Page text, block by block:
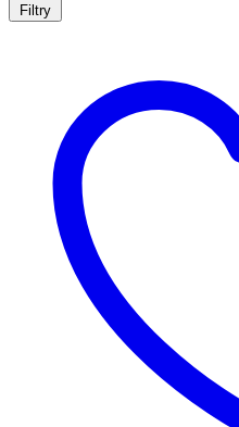
Filtry